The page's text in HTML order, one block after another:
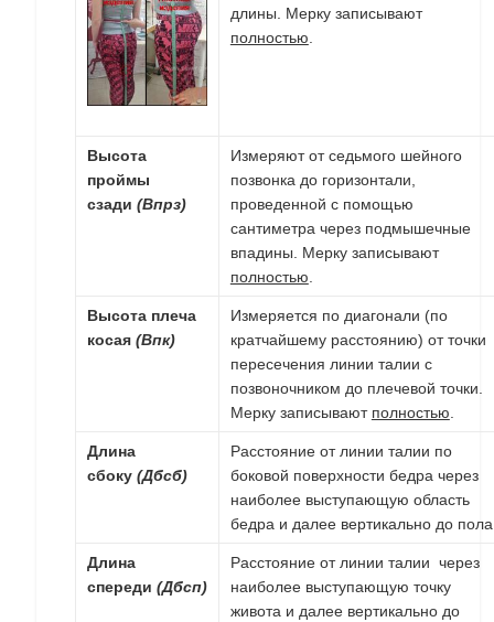
длины. Мерку записывают
полностью.
Высота
проймы
сзади (Впрз)
Измеряют от седьмого шейного
позвонка до горизонтали,
проведенной с помощью
сантиметра через подмышечные
впадины. Мерку записывают
полностью.
Высота плеча
косая (Впк)
Измеряется по диагонали (по
кратчайшему расстоянию) от точки
пересечения линии талии с
позвоночником до плечевой точки.
Мерку записывают полностью.
Длина
сбоку (Дбсб)
Расстояние от линии талии по
боковой поверхности бедра через
наиболее выступающую область
бедра и далее вертикально до
Длина
спереди (Дбсп)
Расстояние от линии талии через
наиболее выступающую точку
живота и далее вертикально до